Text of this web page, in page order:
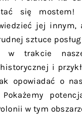
się mostem!
jej innym,
sztuce
w trakcie
i
opowiadać o
w tym